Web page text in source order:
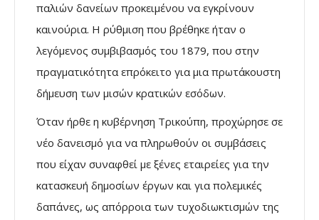
παλιών δανείων προκειµένου να εγκρίνουν
καινούρια. Η ρύθµιση που βρέθηκε ήταν ο
λεγόµενος συµβιβασµός του 1879, που στην
πραγµατικότητα επρόκειτο για µια πρωτάκουστη
δήµευση των µισών κρατικών εσόδων.
Όταν ήρθε η κυβέρνηση Τρικούπη, προχώρησε σε
νέο δανεισµό για να πληρωθούν οι συµβάσεις
που είχαν συναφθεί µε ξένες εταιρείες για την
κατασκευή δηµοσίων έργων και για πολεµικές
δαπάνες, ως απόρροια των τυχοδιωκτισµών της